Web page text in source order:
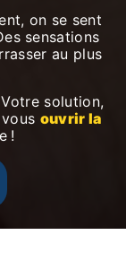
on se sent
sensations
au plus
Votre solution,
ouvrir la
!